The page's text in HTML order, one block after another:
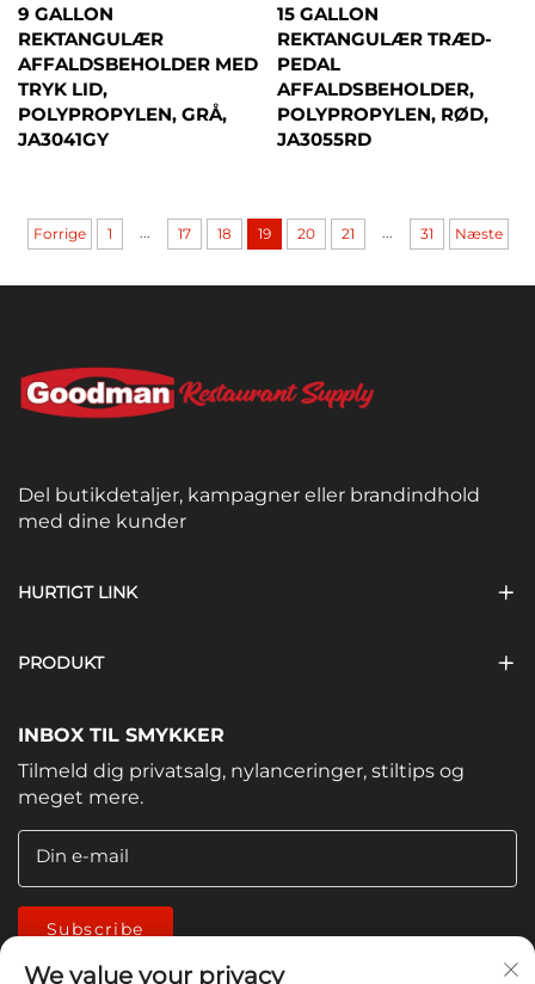
9 GALLON
REKTANGULÆR
AFFALDSBEHOLDER MED
TRYK LID,
POLYPROPYLEN, GRÅ,
JA3041GY
15 GALLON
REKTANGULÆR TRÆD-
PEDAL
AFFALDSBEHOLDER,
POLYPROPYLEN, RØD,
JA3055RD
Forrige 1 ... 17 18 19 20 21 ... 31 Næste
Del butikdetaljer, kampagner eller brandindhold
med dine kunder
HURTIGT LINK
PRODUKT
INBOX TIL SMYKKER
Tilmeld dig privatsalg, nylanceringer, stiltips og
meget mere.
Din e-mail
Subscribe
We value your privacy